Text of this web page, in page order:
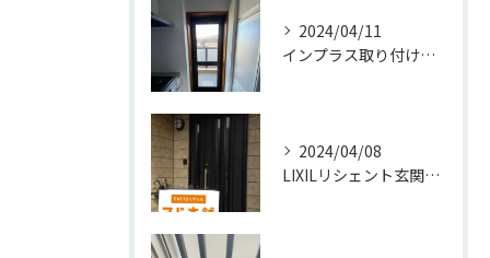
2024/04/11
インプラス取り付けしました！
2024/04/08
LIXILリシェント玄関の取付しました。